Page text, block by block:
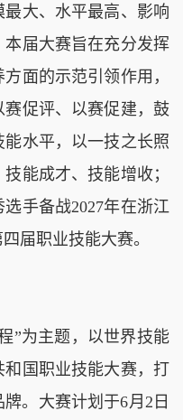
大、水平最高、影响
届大赛旨在充分发挥
面的示范引领作用，
促评、以赛促建，鼓
水平，以一技之长照
能成才、技能增收；
手备战2027年在浙江
届职业技能大赛。
为主题，以世界技能
国职业技能大赛，打
。大赛计划于6月2日